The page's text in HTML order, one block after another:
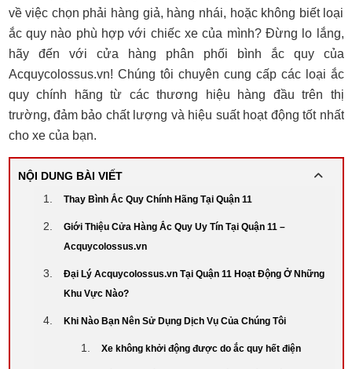
về việc chọn phải hàng giả, hàng nhái, hoặc không biết loại
ắc quy nào phù hợp với chiếc xe của mình? Đừng lo lắng,
hãy đến với cửa hàng phân phối bình ắc quy của
Acquycolossus.vn! Chúng tôi chuyên cung cấp các loại ắc
quy chính hãng từ các thương hiệu hàng đầu trên thị
trường, đảm bảo chất lượng và hiệu suất hoạt động tốt nhất
cho xe của bạn.
NỘI DUNG BÀI VIẾT
Thay Bình Ắc Quy Chính Hãng Tại Quận 11
Giới Thiệu Cửa Hàng Ắc Quy Uy Tín Tại Quận 11 –
Acquycolossus.vn
Đại Lý Acquycolossus.vn Tại Quận 11 Hoạt Động Ở Những
Khu Vực Nào?
Khi Nào Bạn Nên Sử Dụng Dịch Vụ Của Chúng Tôi
Xe không khởi động được do ắc quy hết điện